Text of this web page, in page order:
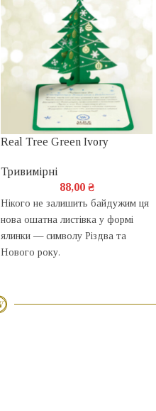
Real Tree Green Ivory
Тривимірні
88,00 ₴
Нікого не залишить байдужим ця
нова ошатна листівка у формі
ялинки — символу Різдва та
Нового року.